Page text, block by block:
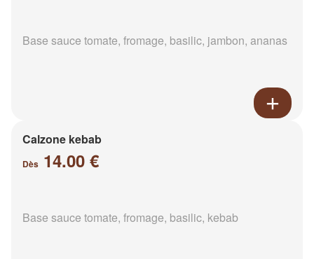
Base sauce tomate, fromage, basilic, jambon, ananas
Calzone kebab
Dès 14.00 €
Base sauce tomate, fromage, basilic, kebab